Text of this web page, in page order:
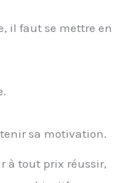
il faut se mettre en
sa motivation.
à tout prix réussir,